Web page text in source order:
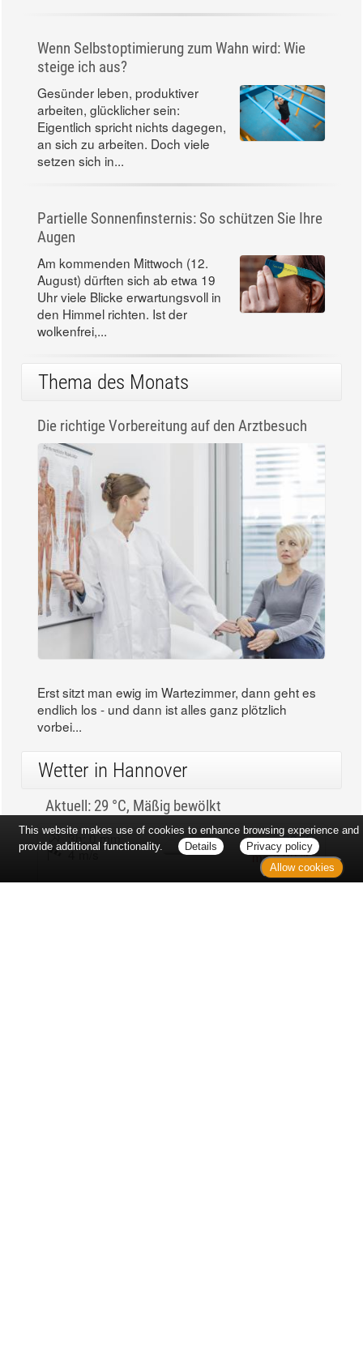
Wenn Selbstoptimierung zum Wahn wird: Wie
steige ich aus?
Gesünder leben, produktiver
arbeiten, glücklicher sein:
Eigentlich spricht nichts dagegen,
an sich zu arbeiten. Doch viele
setzen sich in...
Partielle Sonnenfinsternis: So schützen Sie Ihre
Augen
Am kommenden Mittwoch (12.
August) dürften sich ab etwa 19
Uhr viele Blicke erwartungsvoll in
den Himmel richten. Ist der
wolkenfrei,...
Thema des Monats
Die richtige Vorbereitung auf den Arztbesuch
Erst sitzt man ewig im Wartezimmer, dann geht es
endlich los - und dann ist alles ganz plötzlich
vorbei...
Wetter in Hannover
Aktuell: 29 °C, Mäßig bewölkt
3h: 0 mm
4 m/s
min: 28 °C
max: 30 °C
This website makes use of cookies to enhance browsing experience and
provide additional functionality.
Details
Privacy policy
Allow cookies